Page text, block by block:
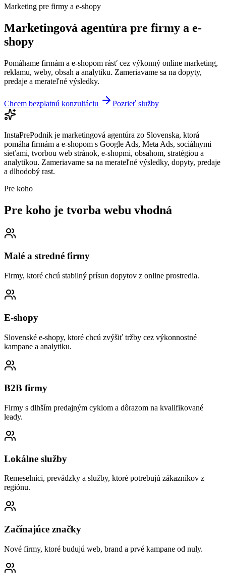
Marketing pre firmy a e-shopy
Marketingová agentúra pre firmy a e-
shopy
Pomáhame firmám a e-shopom rásť cez výkonný online marketing,
reklamu, weby, obsah a analytiku. Zameriavame sa na dopyty,
predaje a merateľné výsledky.
Chcem bezplatnú konzultáciu Pozrieť služby
InstaPrePodnik je marketingová agentúra zo Slovenska, ktorá
pomáha firmám a e-shopom s Google Ads, Meta Ads, sociálnymi
sieťami, tvorbou web stránok, e-shopmi, obsahom, stratégiou a
analytikou. Zameriavame sa na merateľné výsledky, dopyty, predaje
a dlhodobý rast.
Pre koho
Pre koho je tvorba webu vhodná
Malé a stredné firmy
Firmy, ktoré chcú stabilný prísun dopytov z online prostredia.
E-shopy
Slovenské e-shopy, ktoré chcú zvýšiť tržby cez výkonnostné
kampane a analytiku.
B2B firmy
Firmy s dlhším predajným cyklom a dôrazom na kvalifikované
leady.
Lokálne služby
Remeselníci, prevádzky a služby, ktoré potrebujú zákazníkov z
regiónu.
Začínajúce značky
Nové firmy, ktoré budujú web, brand a prvé kampane od nuly.